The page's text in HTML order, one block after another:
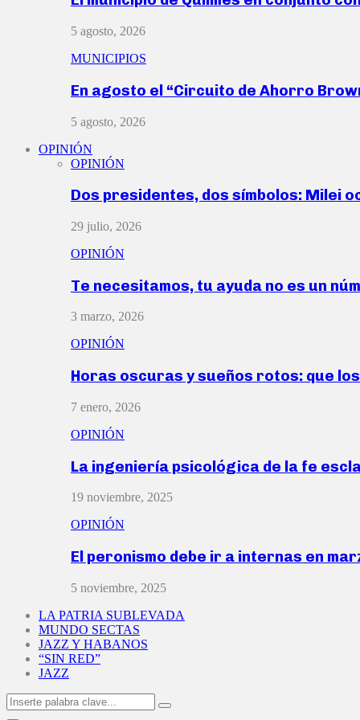
5 agosto, 2026
MUNICIPIOS
En agosto el “Circuito de Ahorro
5 agosto, 2026
OPINIÓN
OPINIÓN
Dos presidentes, dos símbolos: Milei
29 julio, 2026
OPINIÓN
Te necesitamos, tu ayuda no es un
3 marzo, 2026
OPINIÓN
Horas oscuras y sueños rotos: que
7 enero, 2026
OPINIÓN
La ingeniería psicológica de la fe
19 noviembre, 2025
OPINIÓN
El peronismo debe ir a internas en
5 noviembre, 2025
LA PATRIA SUBLEVADA
MUNDO SECTAS
JAZZ Y HABANOS
“SIN RED”
JAZZ
Search
for:
Search